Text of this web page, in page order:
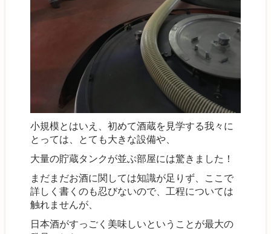
小規模とはいえ、初めて酒蔵を見学する我々に
とっては、とても大きな設備や、
大量の貯蔵タンクが並ぶ部屋には驚きました！
まだまだお酒に関しては知識が足りず、ここで
詳しく書くのも忍びないので、工程については
触れませんが、
日本酒がすっごく美味しいということが最大の